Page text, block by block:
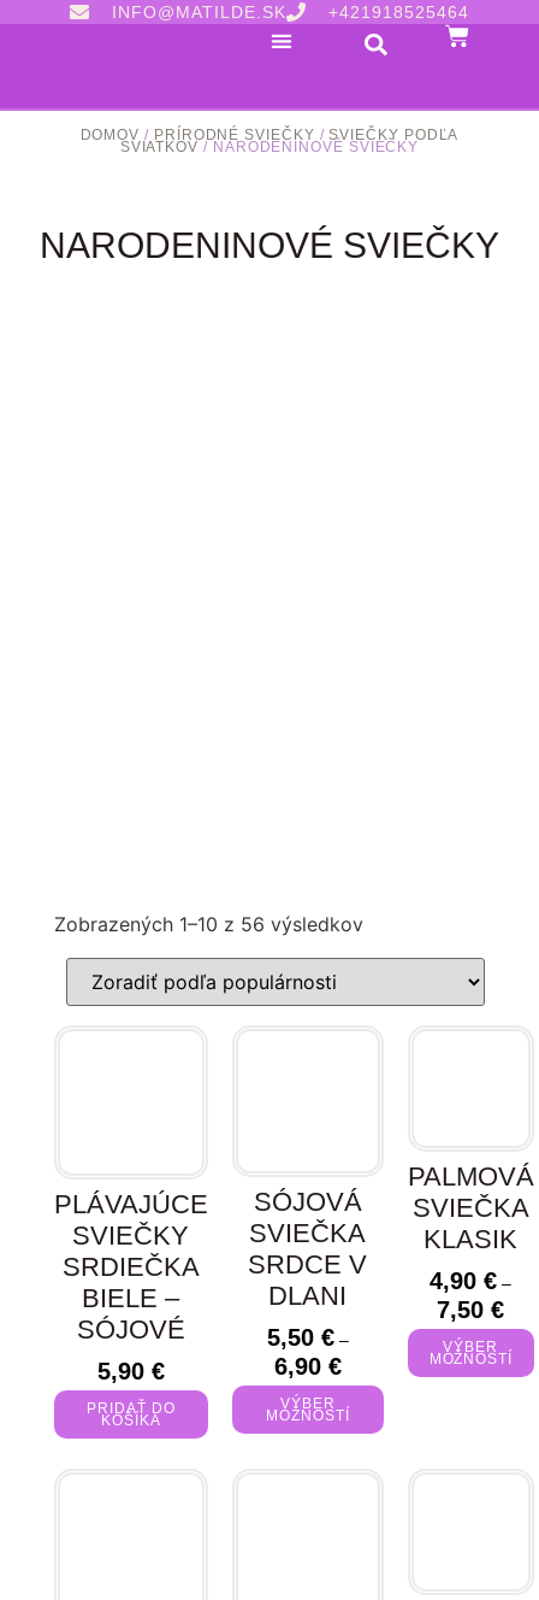
INFO@MATILDE.SK +421918525464
DOMOV / PRÍRODNÉ SVIEČKY /SVIEČKY PODĽA
SVIATKOV / NARODENINOVÉ SVIEČKY
NARODENINOVÉ SVIEČKY
Zobrazených 1–10 z 56 výsledkov
PLÁVAJÚCE
SVIEČKY
SRDIEČKA
BIELE –
SÓJOVÉ
5,90 €
PRIDAŤ DO
KOŠÍKA
SÓJOVÁ
SVIEČKA
SRDCE V
DLANI
5,50 € –
6,90 €
VÝBER
MOŽNOSTÍ
PALMOVÁ
SVIEČKA
KLASIK
4,90€ –
7,50€
VÝBER
MOŽNOSTÍ